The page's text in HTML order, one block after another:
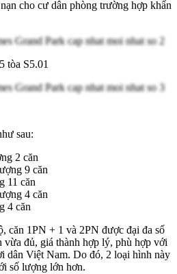
cho cư dân phòng trường hợp khẩn
tòa S5.01
sau:
2 căn
9 căn
11 căn
4 căn
4 căn
căn 1PN + 1 và 2PN được đại đa số
đủ, giá thành hợp lý, phù hợp với
dân Việt Nam. Do đó, 2 loại hình này
số lượng lớn hơn.